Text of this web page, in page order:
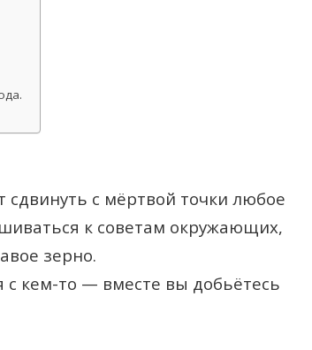
с мёртвой точки любое
к советам окружающих,
зерно.
с кем-то — вместе вы добьётесь